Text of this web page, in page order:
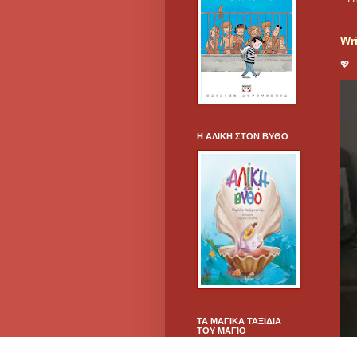
💖
Η ΑΛΙΚΗ ΣΤΟΝ ΒΥΘΟ
ΤΑ ΜΑΓΙΚΑ ΤΑΞΙΔΙΑ
ΤΟΥ ΜΑΓΙΟ